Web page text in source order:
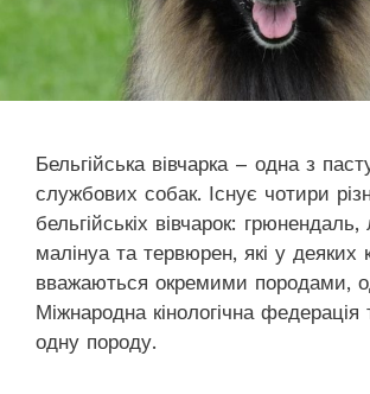
Бельгійська вівчарка – одна з
службових собак. Існує чотири
бельгійськіх вівчарок: грюнендаль,
малінуа та тервюрен, які у деяких
вважаються окремими породами,
Міжнародна кінологічна федерація
одну породу.